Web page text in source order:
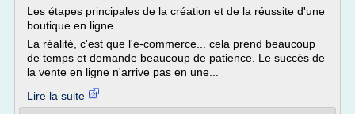
Les étapes principales de la création et de la réussite d'une
boutique en ligne
La réalité, c'est que l'e-commerce... cela prend beaucoup
de temps et demande beaucoup de patience. Le succès de
la vente en ligne n'arrive pas en une...
Lire la suite